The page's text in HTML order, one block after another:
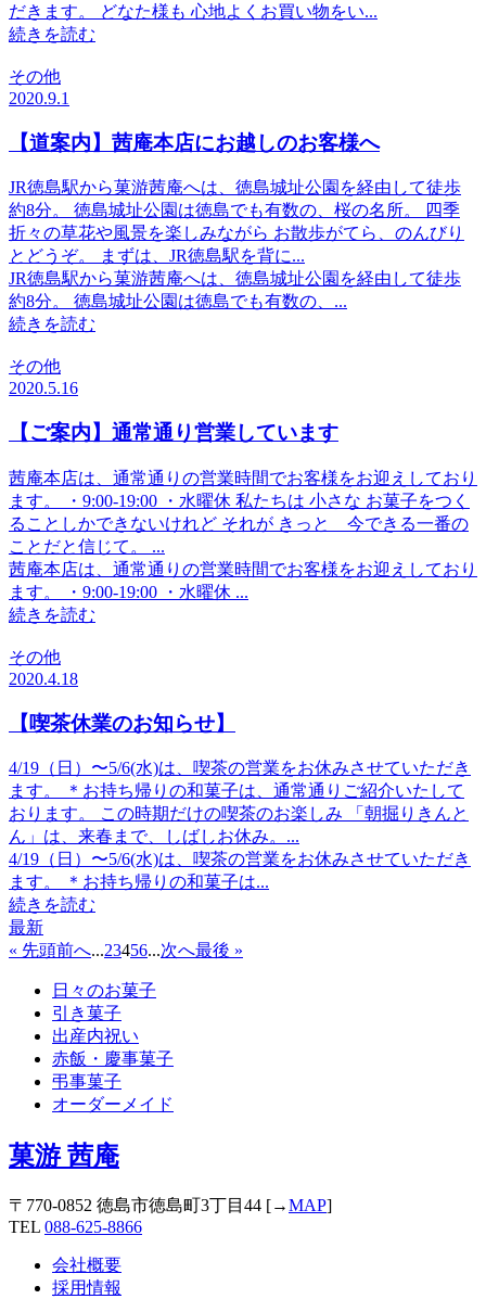
だきます。 どなた様も 心地よくお買い物をい...
続きを読む
その他
2020.9.1
【道案内】茜庵本店にお越しのお客様へ
JR徳島駅から菓游茜庵へは、徳島城址公園を経由して徒歩
約8分。 徳島城址公園は徳島でも有数の、桜の名所。 四季
折々の草花や風景を楽しみながら お散歩がてら、のんびり
とどうぞ。 まずは、JR徳島駅を背に...
JR徳島駅から菓游茜庵へは、徳島城址公園を経由して徒歩
約8分。 徳島城址公園は徳島でも有数の、...
続きを読む
その他
2020.5.16
【ご案内】通常通り営業しています
茜庵本店は、通常通りの営業時間でお客様をお迎えしており
ます。 ・9:00-19:00 ・水曜休 私たちは 小さな お菓子をつく
ることしかできないけれど それが きっと 今できる一番の
ことだと信じて。 ...
茜庵本店は、通常通りの営業時間でお客様をお迎えしており
ます。 ・9:00-19:00 ・水曜休 ...
続きを読む
その他
2020.4.18
【喫茶休業のお知らせ】
4/19（日）〜5/6(水)は、喫茶の営業をお休みさせていただき
ます。 ＊お持ち帰りの和菓子は、通常通りご紹介いたして
おります。 この時期だけの喫茶のお楽しみ 「朝掘りきんと
ん」は、来春まで、しばしお休み。...
4/19（日）〜5/6(水)は、喫茶の営業をお休みさせていただき
ます。 ＊お持ち帰りの和菓子は...
続きを読む
最新
« 先頭前へ...23456...次へ最後 »
日々のお菓子
引き菓子
出産内祝い
赤飯・慶事菓子
弔事菓子
オーダーメイド
菓游 茜庵
〒770-0852 徳島市徳島町3丁目44 [→MAP]
TEL 088-625-8866
会社概要
採用情報